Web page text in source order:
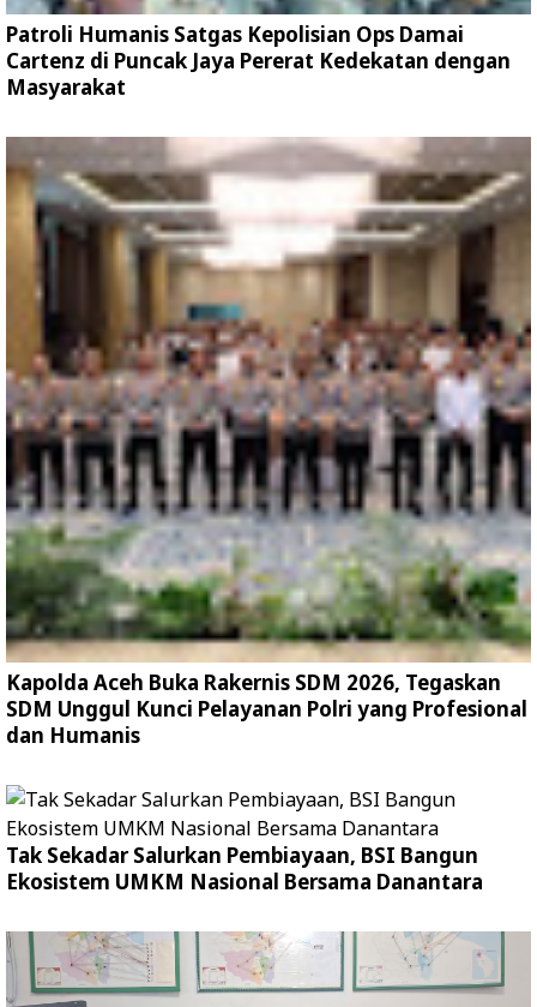
Patroli Humanis Satgas Kepolisian Ops Damai
Cartenz di Puncak Jaya Pererat Kedekatan dengan
Masyarakat
Kapolda Aceh Buka Rakernis SDM 2026, Tegaskan
SDM Unggul Kunci Pelayanan Polri yang Profesional
dan Humanis
Tak Sekadar Salurkan Pembiayaan, BSI Bangun
Ekosistem UMKM Nasional Bersama Danantara